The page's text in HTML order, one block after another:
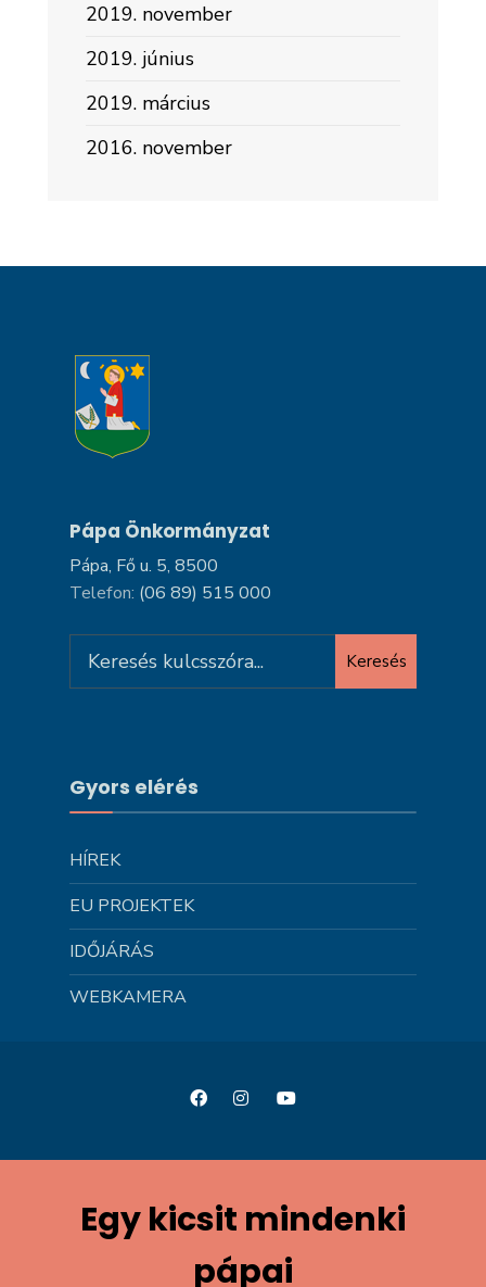
2019. november
2019. június
2019. március
2016. november
Pápa Önkormányzat
Pápa, Fő u. 5, 8500
Telefon: (06 89) 515 000
for:
Keresés
Gyors elérés
HÍREK
EU PROJEKTEK
IDŐJÁRÁS
WEBKAMERA
Egy kicsit mindenki
pápai